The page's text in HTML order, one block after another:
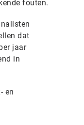
fouten.
dat
jaar
in
en